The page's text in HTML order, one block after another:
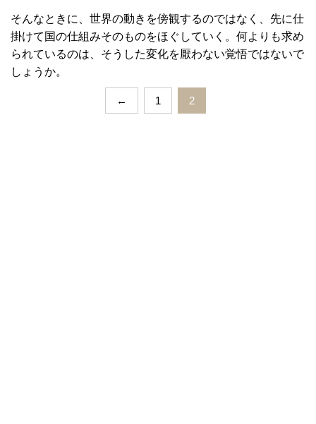
そんなときに、世界の動きを傍観するのではなく、先に仕
掛けて国の仕組みそのものをほぐしていく。何よりも求め
られているのは、そうした変化を厭わない覚悟ではないで
しょうか。
← 1 2